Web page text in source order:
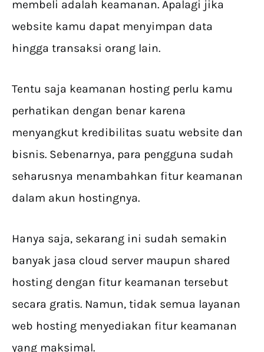
membeli adalah keamanan. Apalagi jika
website kamu dapat menyimpan data
hingga transaksi orang lain.
Tentu saja keamanan hosting perlu kamu
perhatikan dengan benar karena
menyangkut kredibilitas suatu website dan
bisnis. Sebenarnya, para pengguna sudah
seharusnya menambahkan fitur keamanan
dalam akun hostingnya.
Hanya saja, sekarang ini sudah semakin
banyak jasa cloud server maupun shared
hosting dengan fitur keamanan tersebut
secara gratis. Namun, tidak semua layanan
web hosting menyediakan fitur keamanan
yang maksimal.